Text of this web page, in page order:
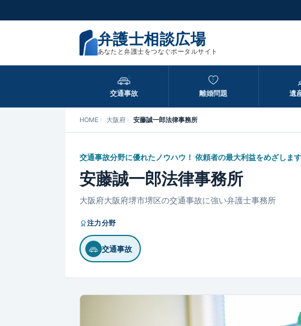
弁護士相談広場
あなたと弁護士をつなぐポータルサイト
交通事故 離婚問題 遺
HOME 大阪府 安藤誠一郎法律事務所
交通事故分野に優れたノウハウ！ 依頼者の最大利益をめざします
安藤誠一郎法律事務所
大阪府大阪府堺市堺区の交通事故に強い弁護士事務所
注力分野
交通事故